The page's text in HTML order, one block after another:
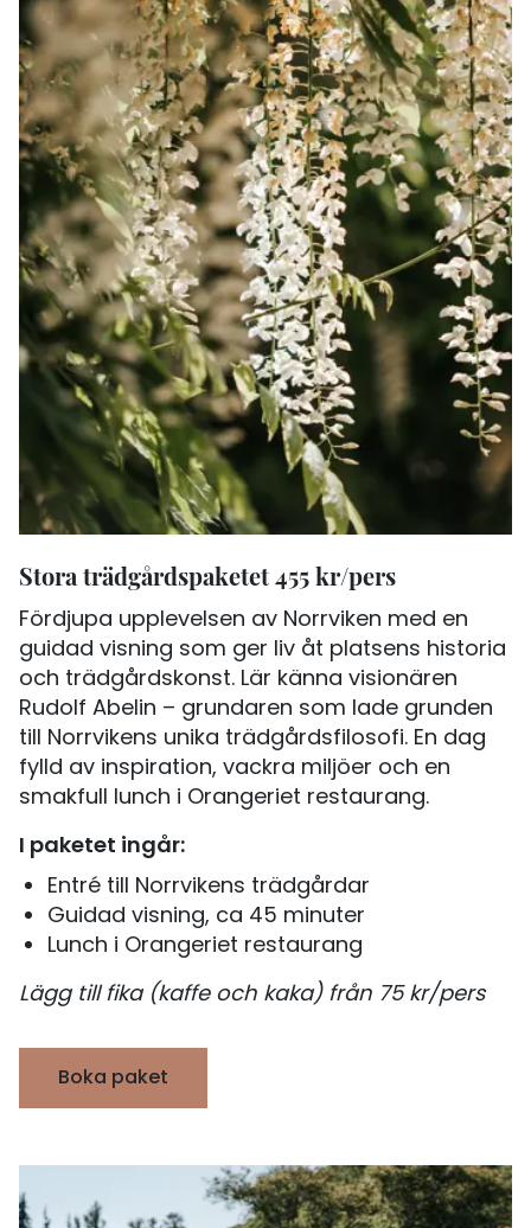
Stora trädgårdspaketet 455 kr/pers
Fördjupa upplevelsen av Norrviken med en
guidad visning som ger liv åt platsens historia
och trädgårdskonst. Lär känna visionären
Rudolf Abelin – grundaren som lade grunden
till Norrvikens unika trädgårdsfilosofi. En dag
fylld av inspiration, vackra miljöer och en
smakfull lunch i Orangeriet restaurang.
I paketet ingår:
Entré till Norrvikens trädgårdar
Guidad visning, ca 45 minuter
Lunch i Orangeriet restaurang
Lägg till fika (kaffe och kaka) från 75 kr/pers
Boka paket